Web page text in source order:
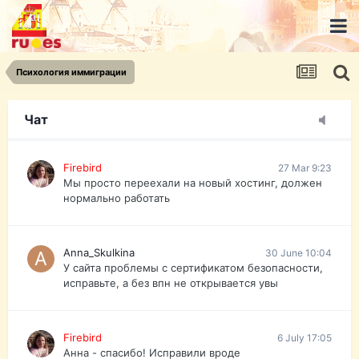
Психология иммиграции
Чат
urist.dokument@gmail.com
https://pasport-ua.com/
Телеграмм @uristpassua
Firebird
Друзья - из России без VPN сайт и форум
Firebird 27 Mar 9:23
Мы просто переехали на новый хостинг, должен
нормально работать
Anna_Skulkina 30 June 10:04
У сайта проблемы с сертификатом безопасности,
исправьте, а без впн не открывается увы
Firebird 6 July 17:05
Анна - спасибо! Исправили вроде